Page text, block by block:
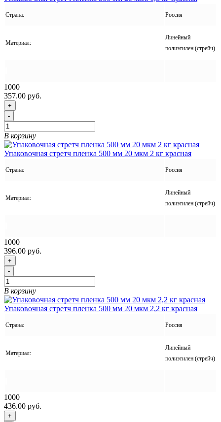
Страна: Россия
Материал:
Линейный
полиэтилен (стрейч)
1000
357.00 руб.
+
-
В корзину
Упаковочная стретч пленка 500 мм 20 мкм 2 кг красная
Страна: Россия
Материал:
Линейный
полиэтилен (стрейч)
1000
396.00 руб.
+
-
В корзину
Упаковочная стретч пленка 500 мм 20 мкм 2,2 кг красная
Страна: Россия
Материал:
Линейный
полиэтилен (стрейч)
1000
436.00 руб.
+